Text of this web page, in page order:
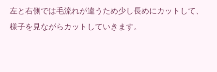
左と右側では毛流れが違うため少し長めにカットして、
様子を見ながらカットしていきます。